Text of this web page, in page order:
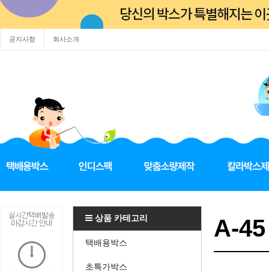
공지사항 회사소개
상품 카테고리
택배용박스
초특가박스
A-